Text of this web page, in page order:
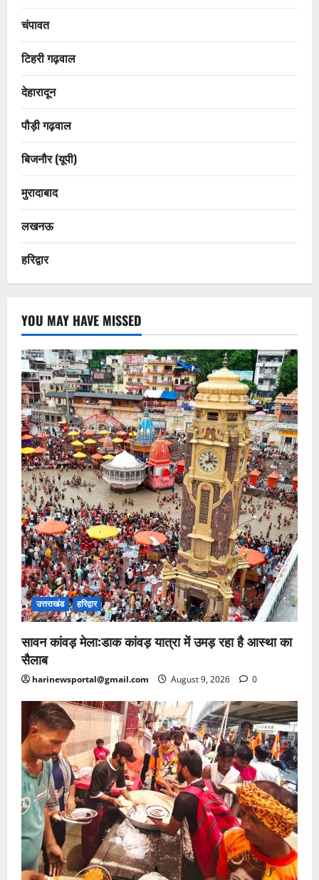
चंपावत
टिहरी गढ़वाल
देहारादून
पौड़ी गढ़वाल
बिजनौर (यूपी)
मुरादाबाद
लखनऊ
हरिद्वार
YOU MAY HAVE MISSED
उत्तराखंड हरिद्वार
सावन कांवड़ मेला:डाक कांवड़ यात्रा में उमड़ रहा है आस्था का
सैलाब
harinewsportal@gmail.com August 9, 2026 0